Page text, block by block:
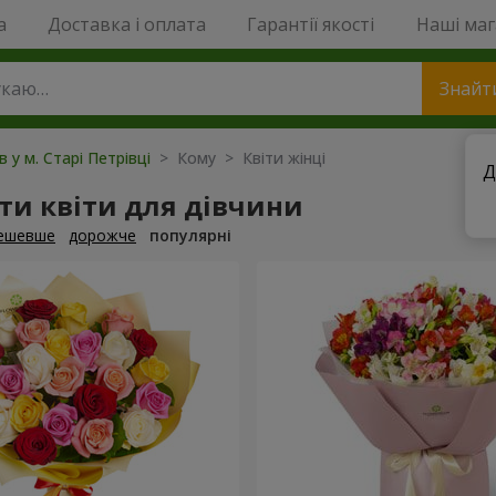
Доставка і оплата Гарантії якості Наші
у м. Старі Петрівці > Кому > Квіти жінці
квіти для дівчини
дорожче популярні